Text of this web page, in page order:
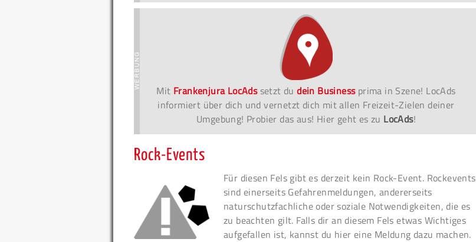
Mit Frankenjura LocAdssetzt dudein Businessprima in Szene! LocAds
informiert über dich und vernetzt dich mit allen Freizeit-Zielen deiner
Umgebung! Probier das aus! Hier geht es zu LocAds!
Rock-Events
Für diesen Fels gibt es derzeit kein Rock-Event. Rockevents
sind einerseits Gefahrenmeldungen, andererseits
naturschutzfachliche oder soziale Notwendigkeiten, die es
zu beachten gilt. Falls dir an diesem Fels etwas Wichtiges
aufgefallen ist, kannst du hier eine Meldung dazu machen.